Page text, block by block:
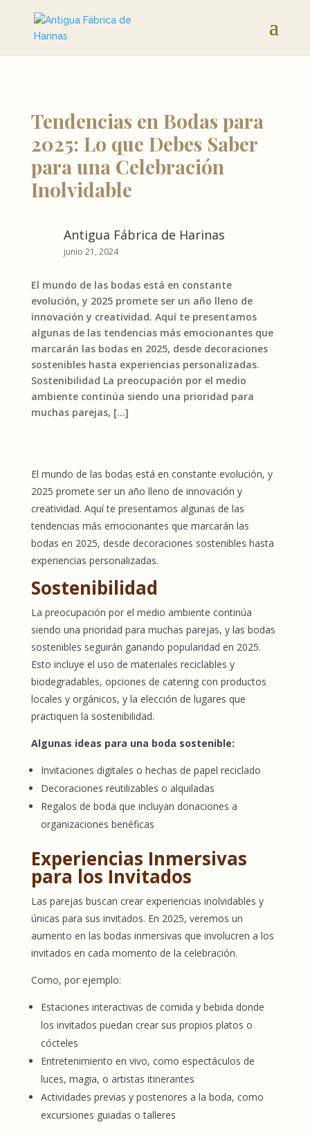
Tendencias en Bodas para
2025: Lo que Debes Saber
para una Celebración
Inolvidable
Antigua Fábrica de Harinas
junio 21, 2024
El mundo de las bodas está en constante
evolución, y 2025 promete ser un año lleno de
innovación y creatividad. Aquí te presentamos
algunas de las tendencias más emocionantes que
marcarán las bodas en 2025, desde decoraciones
sostenibles hasta experiencias personalizadas.
Sostenibilidad La preocupación por el medio
ambiente continúa siendo una prioridad para
muchas parejas, […]
El mundo de las bodas está en constante evolución, y
2025 promete ser un año lleno de innovación y
creatividad. Aquí te presentamos algunas de las
tendencias más emocionantes que marcarán las
bodas en 2025, desde decoraciones sostenibles hasta
experiencias personalizadas.
Sostenibilidad
La preocupación por el medio ambiente continúa
siendo una prioridad para muchas parejas, y las bodas
sostenibles seguirán ganando popularidad en 2025.
Esto incluye el uso de materiales reciclables y
biodegradables, opciones de catering con productos
locales y orgánicos, y la elección de lugares que
practiquen la sostenibilidad.
Algunas ideas para una boda sostenible:
Invitaciones digitales o hechas de papel reciclado
Decoraciones reutilizables o alquiladas
Regalos de boda que incluyan donaciones a
organizaciones benéficas
Experiencias Inmersivas
para los Invitados
Las parejas buscan crear experiencias inolvidables y
únicas para sus invitados. En 2025, veremos un
aumento en las bodas inmersivas que involucren a los
invitados en cada momento de la celebración.
Como, por ejemplo:
Estaciones interactivas de comida y bebida donde
los invitados puedan crear sus propios platos o
cócteles
Entretenimiento en vivo, como espectáculos de
luces, magia, o artistas itinerantes
Actividades previas y posteriores a la boda, como
excursiones guiadas o talleres